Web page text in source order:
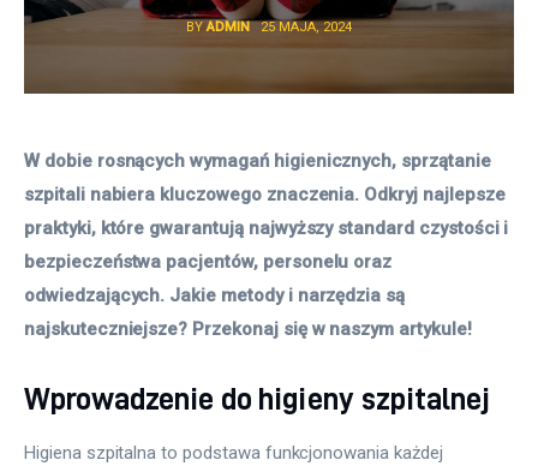
Salon
Więcej
BY ADMIN 25 MAJA, 2024
W dobie rosnących wymagań higienicznych, sprzątanie
szpitali nabiera kluczowego znaczenia. Odkryj najlepsze
praktyki, które gwarantują najwyższy standard czystości i
bezpieczeństwa pacjentów, personelu oraz
odwiedzających. Jakie metody i narzędzia są
najskuteczniejsze? Przekonaj się w naszym artykule!
Wprowadzenie do higieny szpitalnej
Higiena szpitalna to podstawa funkcjonowania każdej